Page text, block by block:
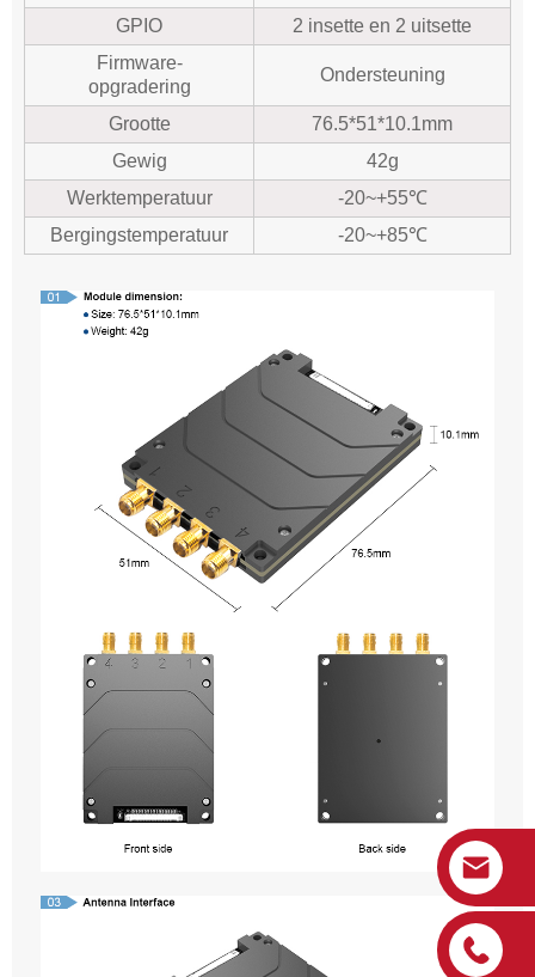
GPIO
2 insette en 2 uitsette
Firmware-
opgradering
Ondersteuning
Grootte
76.5*51*10.1mm
Gewig
42g
Werktemperatuur
-20~+55℃
Bergingstemperatuur
-20~+85℃